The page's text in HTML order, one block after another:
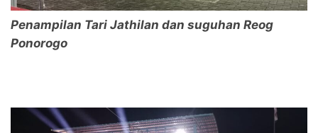
Penampilan Tari Jathilan dan suguhan Reog
Ponorogo